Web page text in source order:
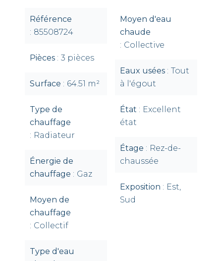
Référence
85508724
Pièces 3 pièces
Surface 64.51 m²
Type de
chauffage
Radiateur
Énergie de
chauffage
Gaz
Moyen de
chauffage
Collectif
Type d'eau
Moyen d'eau
chaude
Collective
Eaux usées
Tout
à l'égout
État
Excellent
état
Étage
Rez-de-
chaussée
Exposition
Est,
Sud